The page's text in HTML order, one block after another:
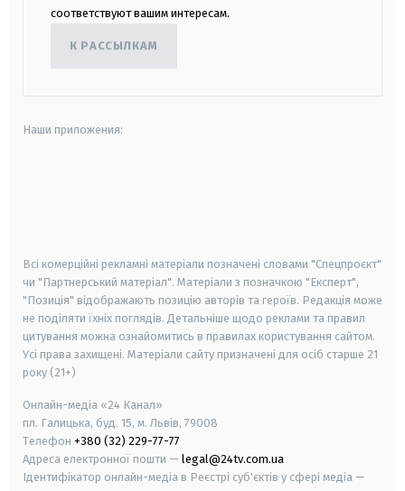
соответствуют вашим интересам.
К РАССЫЛКАМ
Наши приложения:
Всі комерційні рекламні матеріали позначені словами "Спецпроєкт"
чи "Партнерський матеріал". Матеріали з позначкою "Експерт",
"Позиція" відображають позицію авторів та героїв. Редакція може
не поділяти їхніх поглядів. Детальніше щодо реклами та правил
цитування можна ознайомитись в правилах користування сайтом.
Усі права захищені. Матеріали сайту призначені для осіб старше 21
року (21+)
Онлайн-медіа «24 Канал»
пл. Галицька, буд. 15, м. Львів, 79008
Телефон +380 (32) 229-77-77
Адреса електронної пошти — legal@24tv.com.ua
Ідентифікатор онлайн-медіа в Реєстрі суб'єктів у сфері медіа —